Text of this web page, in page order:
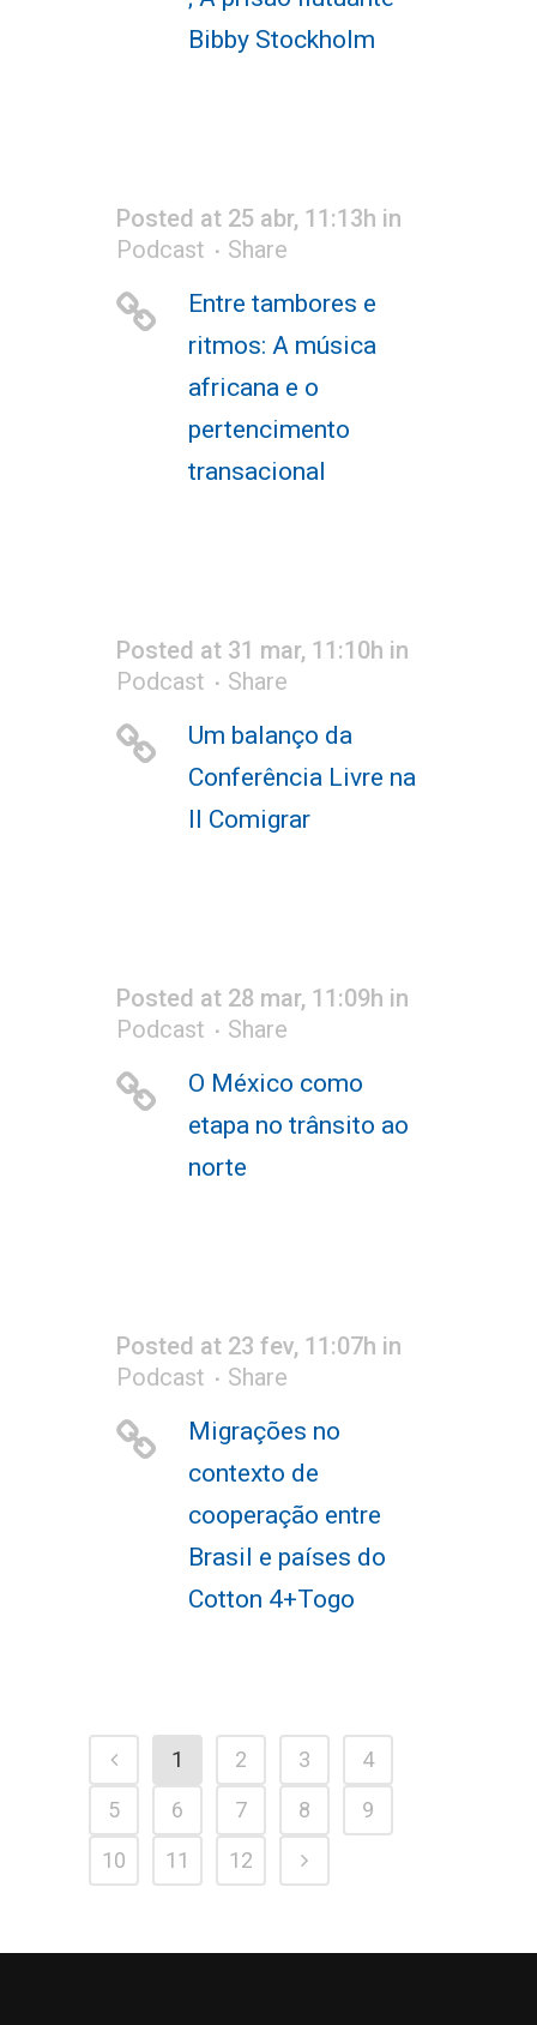
Bibby Stockholm
Posted at 25 abr, 11:13h in
Podcast
Share
Entre tambores e
ritmos: A música
africana e o
pertencimento
transacional
Posted at 31 mar, 11:10h in
Podcast
Share
Um balanço da
Conferência Livre na
II Comigrar
Posted at 28 mar, 11:09h in
Podcast
Share
O México como
etapa no trânsito ao
norte
Posted at 23 fev, 11:07h in
Podcast
Share
Migrações no
contexto de
cooperação entre
Brasil e países do
Cotton 4+Togo
1 2 3
4
5
6 7 8
9
10
11 12